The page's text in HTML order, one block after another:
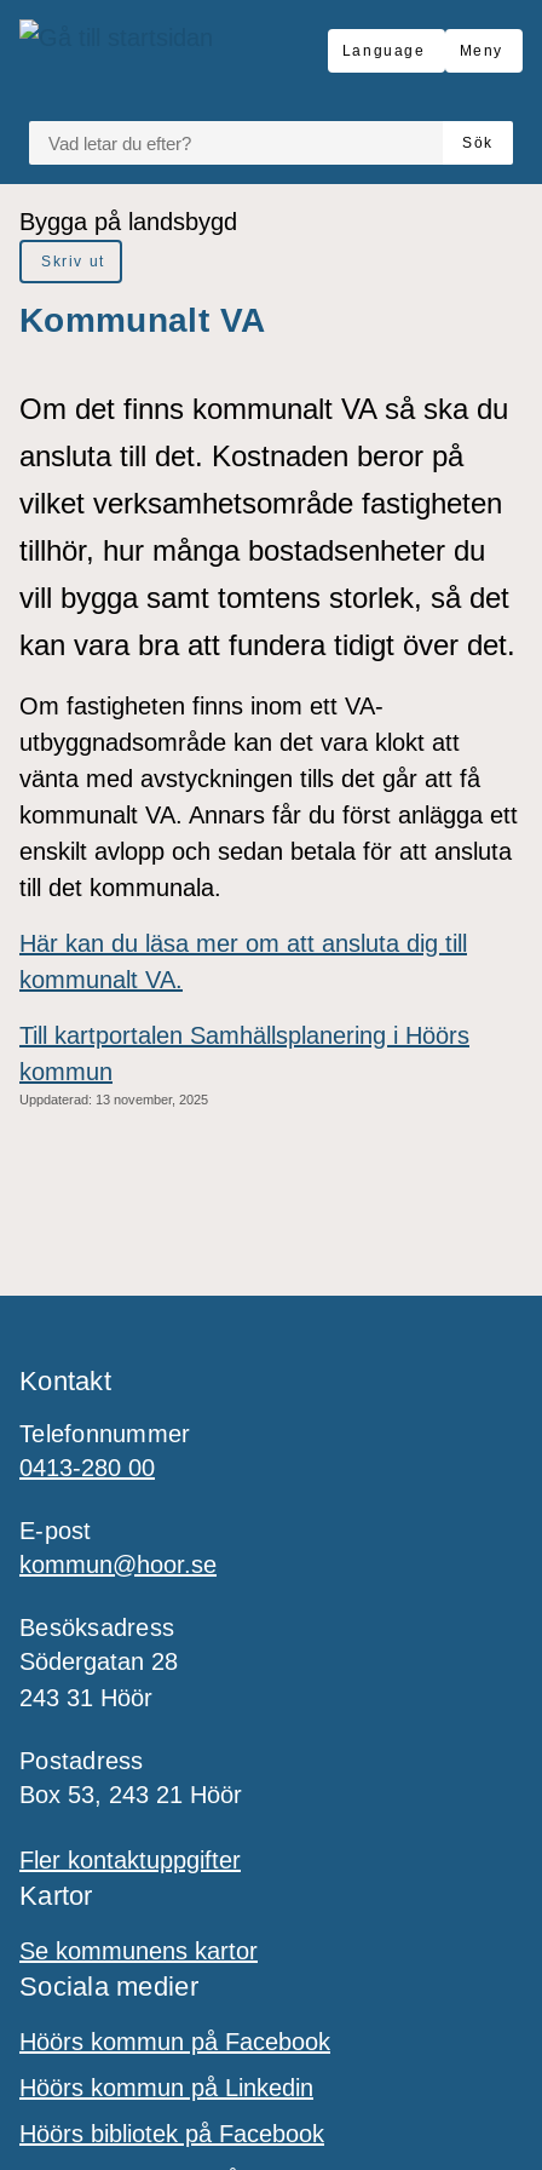
Gå till innehåll
till sidomeny
Language Meny
VAD LETAR DU EFTER?
Sök
Du är här:
Bygga på landsbygd
Skriv ut
Kommunalt VA
Om det finns kommunalt VA så ska du
ansluta till det. Kostnaden beror på
vilket verksamhetsområde fastigheten
tillhör, hur många bostadsenheter du
vill bygga samt tomtens storlek, så det
kan vara bra att fundera tidigt över det.
Om fastigheten finns inom ett VA-
utbyggnadsområde kan det vara klokt att
vänta med avstyckningen tills det går att få
kommunalt VA. Annars får du först anlägga ett
enskilt avlopp och sedan betala för att ansluta
till det kommunala.
Här kan du läsa mer om att ansluta dig till
kommunalt VA.
Till kartportalen Samhällsplanering i Höörs
kommun
Uppdaterad: 13 november, 2025
Kontakt
Telefonnummer
0413-280 00
E-post
kommun@hoor.se
Besöksadress
Södergatan 28
243 31 Höör
Postadress
Box 53, 243 21 Höör
Fler kontaktuppgifter
Kartor
Se kommunens kartor
Sociala medier
Höörs kommun på Facebook
Höörs kommun på Linkedin
Höörs bibliotek på Facebook